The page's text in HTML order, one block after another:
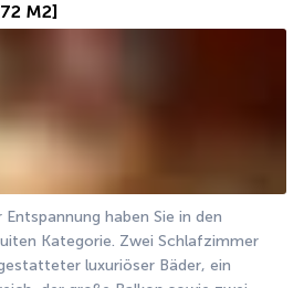
M2]
haben Sie in den
Kategorie. Zwei Schlafzimmer
luxuriöser Bäder, ein